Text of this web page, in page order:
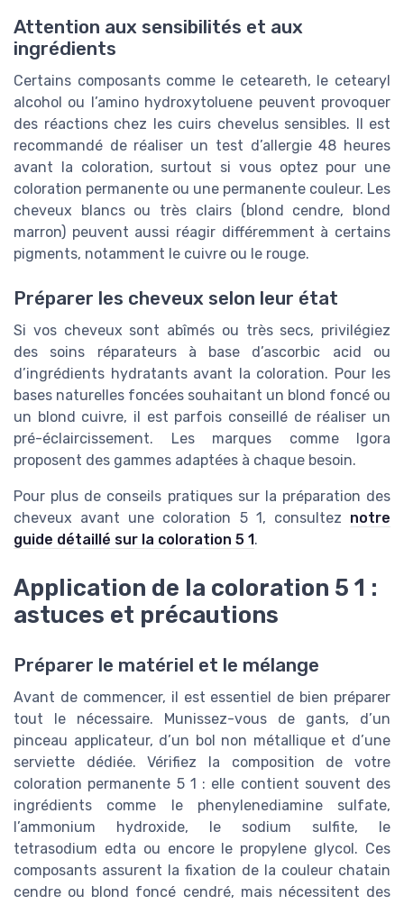
Attention aux sensibilités et aux
ingrédients
Certains composants comme le ceteareth, le cetearyl
alcohol ou l’amino hydroxytoluene peuvent provoquer
des réactions chez les cuirs chevelus sensibles. Il est
recommandé de réaliser un test d’allergie 48 heures
avant la coloration, surtout si vous optez pour une
coloration permanente ou une permanente couleur. Les
cheveux blancs ou très clairs (blond cendre, blond
marron) peuvent aussi réagir différemment à certains
pigments, notamment le cuivre ou le rouge.
Préparer les cheveux selon leur état
Si vos cheveux sont abîmés ou très secs, privilégiez
des soins réparateurs à base d’ascorbic acid ou
d’ingrédients hydratants avant la coloration. Pour les
bases naturelles foncées souhaitant un blond foncé ou
un blond cuivre, il est parfois conseillé de réaliser un
pré-éclaircissement. Les marques comme Igora
proposent des gammes adaptées à chaque besoin.
Pour plus de conseils pratiques sur la préparation des
cheveux avant une coloration 5 1, consultez notre
guide détaillé sur la coloration 5 1.
Application de la coloration 5 1 :
astuces et précautions
Préparer le matériel et le mélange
Avant de commencer, il est essentiel de bien préparer
tout le nécessaire. Munissez-vous de gants, d’un
pinceau applicateur, d’un bol non métallique et d’une
serviette dédiée. Vérifiez la composition de votre
coloration permanente 5 1 : elle contient souvent des
ingrédients comme le phenylenediamine sulfate,
l’ammonium hydroxide, le sodium sulfite, le
tetrasodium edta ou encore le propylene glycol. Ces
composants assurent la fixation de la couleur chatain
cendre ou blond foncé cendré, mais nécessitent des